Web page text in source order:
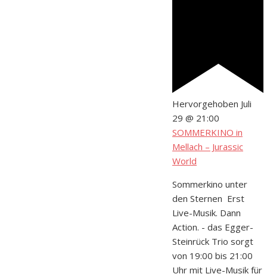
Hervorgehoben Juli
29 @ 21:00
SOMMERKINO in
Mellach – Jurassic
World
Sommerkino unter
den Sternen Erst
Live-Musik. Dann
Action. - das Egger-
Steinrück Trio sorgt
von 19:00 bis 21:00
Uhr mit Live-Musik für